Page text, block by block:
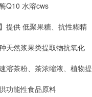
Q10 水溶cws
提供 低聚果糖、抗性糊精
天然浆果类提取物抗氧化
溶茶粉、茶浓缩液、植物提
功能性食品原料